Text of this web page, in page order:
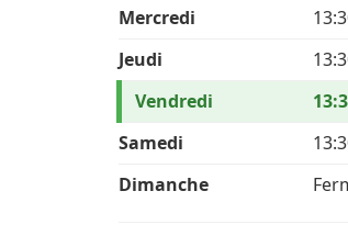
Mercredi
Jeudi
Vendredi
Samedi
Dimanche